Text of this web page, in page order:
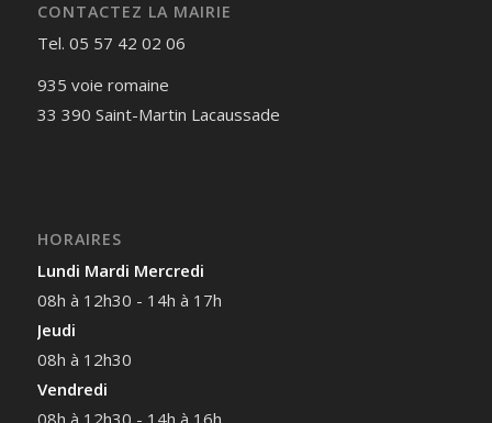
CONTACTEZ LA MAIRIE
Tel. 05 57 42 02 06
935 voie romaine
33 390 Saint-Martin Lacaussade
HORAIRES
Lundi Mardi Mercredi
08h à 12h30 - 14h à 17h
Jeudi
08h à 12h30
Vendredi